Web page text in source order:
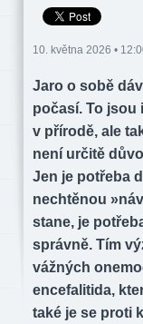
10. května 2026 •
Jaro o sobě
počasí. To
v přírodě, ale
není určitě
Jen je potřeba
nechtěnou
stane, je
správně. Tím
vážných
encefalitida,
také je se proti